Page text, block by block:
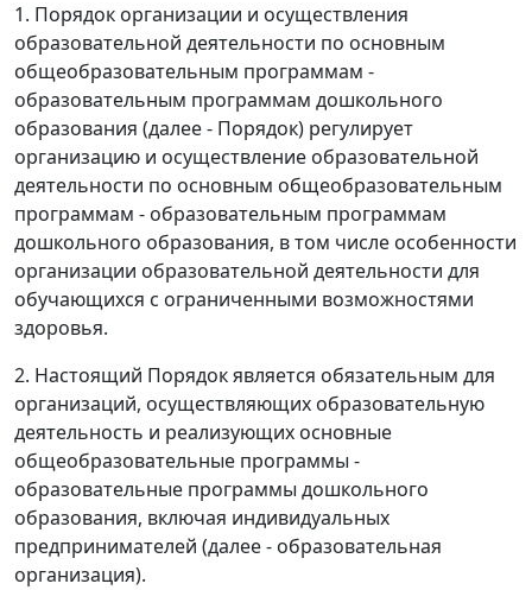
1. Порядок организации и осуществления
образовательной деятельности по основным
общеобразовательным программам -
образовательным программам дошкольного
образования (далее - Порядок) регулирует
организацию и осуществление образовательной
деятельности по основным общеобразовательным
программам - образовательным программам
дошкольного образования, в том числе особенности
организации образовательной деятельности для
обучающихся с ограниченными возможностями
здоровья.
2. Настоящий Порядок является обязательным для
организаций, осуществляющих образовательную
деятельность и реализующих основные
общеобразовательные программы -
образовательные программы дошкольного
образования, включая индивидуальных
предпринимателей (далее - образовательная
организация).